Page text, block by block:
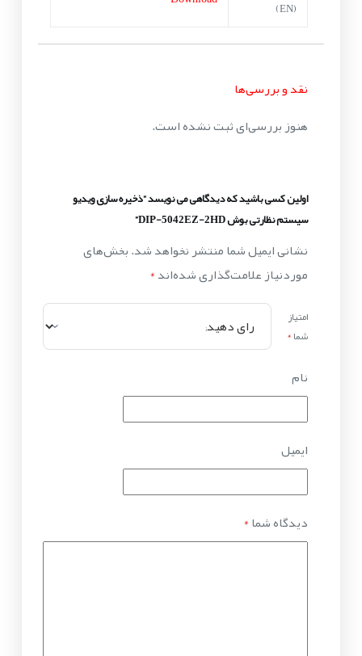
(EN)
نقد و بررسی‌ها
هنوز بررسی‌ای ثبت نشده است.
اولین کسی باشید که دیدگاهی می نویسد “ذخیره سازی ویدیو
سیستم نظارتی بوش DIP-5042EZ-2HD”
نشانی ایمیل شما منتشر نخواهد شد.بخش‌های
موردنیاز علامت‌گذاری شده‌اند*
امتیاز
شما*
نام
ایمیل
دیدگاه شما*